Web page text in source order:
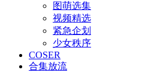
图萌选集
视频精选
紧急企划
少女秩序
COSER
合集放流